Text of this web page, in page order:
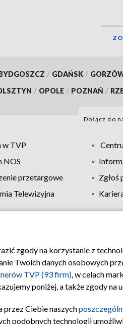
/ GDAŃSK /
/ OPOLE / POZNAŃ /
Dołącz do
w TVP
NOS
przetargowe Zgłoś
Telewizyjna
Polityka prywatności
zgody na korzystanie z
Twoich danych osobowych
TVP (93 firm), w celach
poniżej, a także zgody
przez Ciebie naszych
podobnych technologii